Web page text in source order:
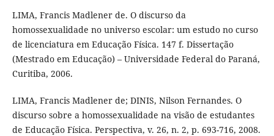
LIMA, Francis Madlener de. O discurso da
homossexualidade no universo escolar: um estudo no curso
de licenciatura em Educação Física. 147 f. Dissertação
(Mestrado em Educação) – Universidade Federal do Paraná,
Curitiba, 2006.
LIMA, Francis Madlener de; DINIS, Nilson Fernandes. O
discurso sobre a homossexualidade na visão de estudantes
de Educação Física. Perspectiva, v. 26, n. 2, p. 693-716, 2008.